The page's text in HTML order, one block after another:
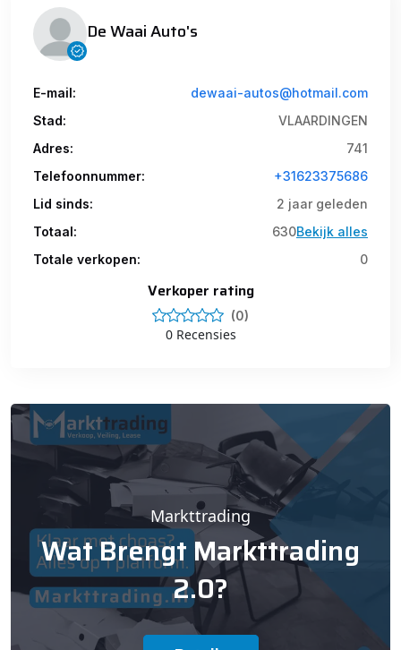
De Waai Auto's
E-mail:
dewaai-autos@hotmail.com
Stad:
VLAARDINGEN
Adres:
741
Telefoonnummer:
+31623375686
Lid sinds:
2 jaar geleden
Totaal:
630Bekijk alles
Totale verkopen:
0
Verkoper rating
(0)
0 Recensies
Markttrading
Wat Brengt Markttrading
2.0?